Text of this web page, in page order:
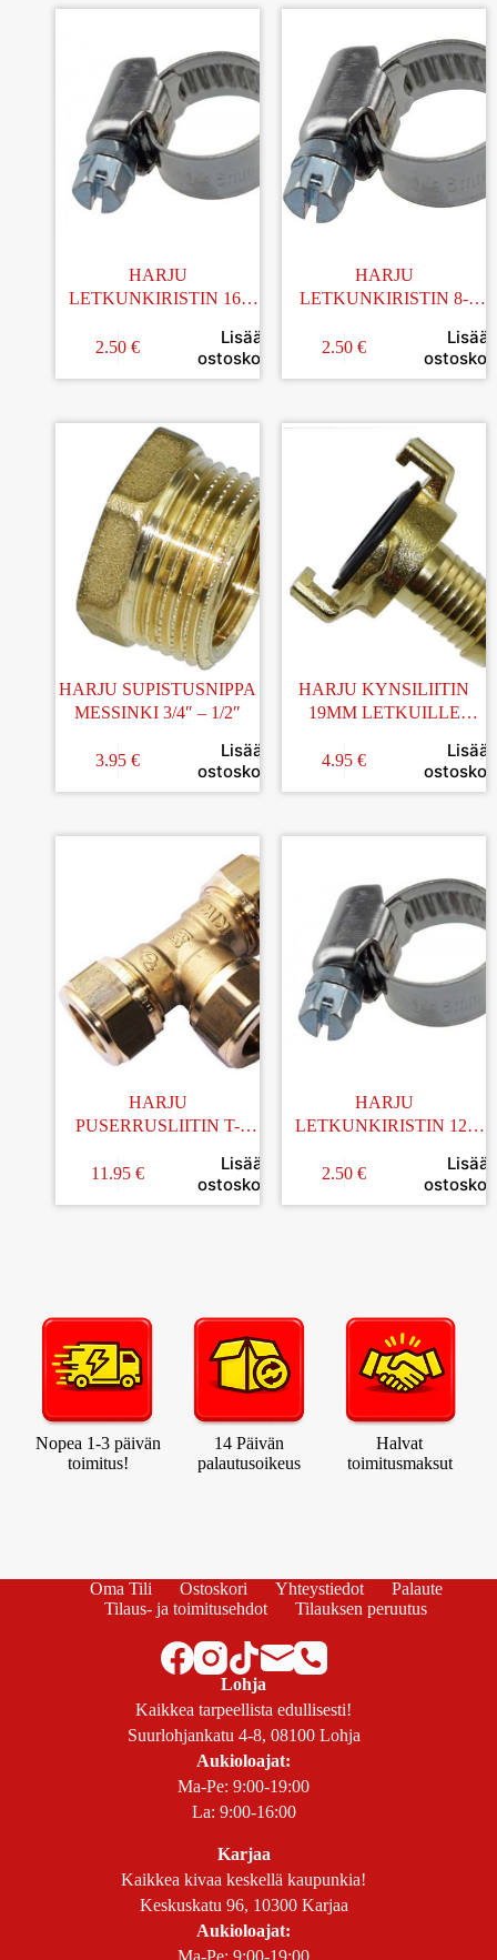
HARJU
LETKUNKIRISTIN 16-
2.50 €
Lisää
ostoskoriin
HARJU
LETKUNKIRISTIN 8-
2.50 €
Lisää
HARJU SUPISTUSNIPPA
MESSINKI 3/4″ – 1/2″
3.95 €
Lisää
ostoskoriin
HARJU KYNSILIITIN
19MM LETKUILLE
4.95 €
Lisää
HARJU
PUSERRUSLIITIN T-
11.95 €
Lisää
ostoskoriin
HARJU
LETKUNKIRISTIN 12-
2.50 €
Lisää
Nopea 1-3 päivän
toimitus!
14 Päivän
palautusoikeus
Halvat
toimitusmaksut
Oma Tili Ostoskori Yhteystiedot
Palaute
Tilaus- ja toimitusehdot
Tilauksen peruutus
Lohja
Kaikkea tarpeellista edullisesti!
Suurlohjankatu 4-8, 08100 Lohja
Aukioloajat:
Ma-Pe: 9:00-19:00
La: 9:00-16:00
Karjaa
Kaikkea kivaa keskellä kaupunkia!
Keskuskatu 96, 10300 Karjaa
Aukioloajat:
Ma-Pe: 9:00-19:00